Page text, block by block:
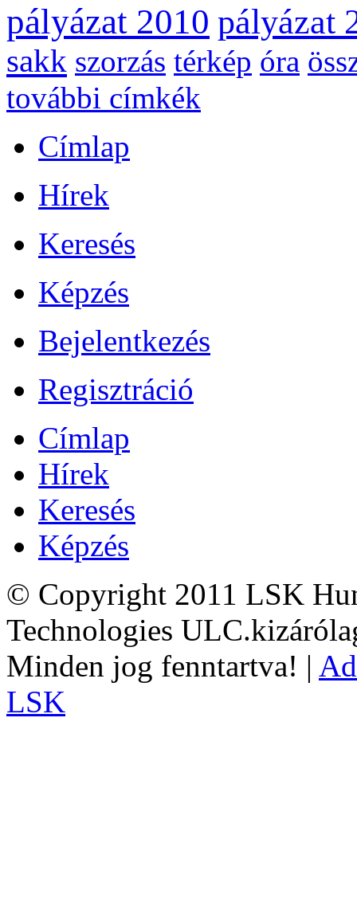
pályázat 2010 pályázat
sakk szorzás térkép óra
további címkék
Címlap
Hírek
Keresés
Képzés
Bejelentkezés
Regisztráció
Címlap
Hírek
Keresés
Képzés
© Copyright 2011 LSK
Technologies
Minden jog fenntartva! |
LSK